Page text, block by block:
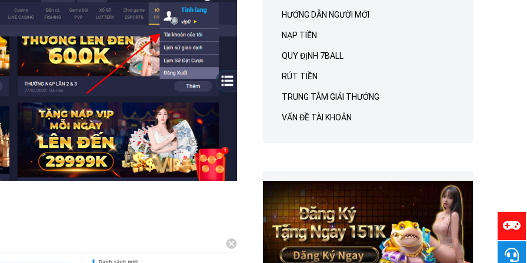
HƯỚNG DẪN NGƯỜI MỚI
NẠP TIỀN
QUY ĐỊNH 7BALL
RÚT TIỀN
TRUNG TÂM GIẢI THƯỞNG
VẤN ĐỀ TÀI KHOẢN